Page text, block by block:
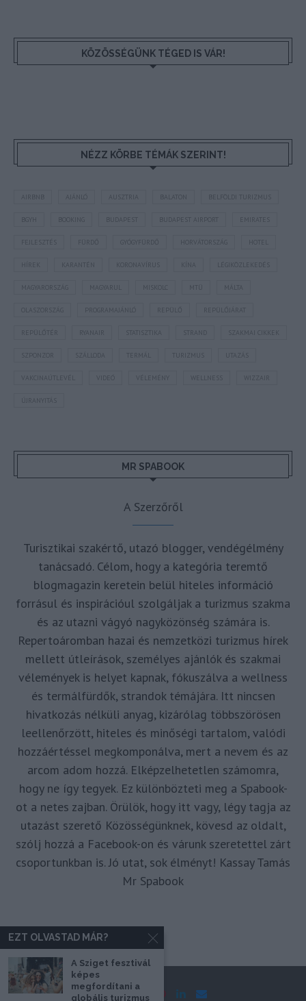
KÖZÖSSÉGÜNK TÉGED IS VÁR!
NÉZZ KÖRBE TÉMÁK SZERINT!
AUSZTRIA BALATON BELFÖLDI TURIZMUS
BUDAPEST BUDAPEST AIRPORT EMIRATES
FEJLESZTÉS HORVÁTORSZÁG HOTEL
KARANTÉN LÉGIKÖZLEKEDÉS
MAGYARORSZÁG MTÜ MÁLTA
OLASZORSZÁG REPÜLŐJÁRAT
REPÜLŐTÉR STATISZTIKA STRAND SZAKMAI CIKKEK
SZPONZOR SZÁLLODA TERMÁL TURIZMUS UTAZÁS
VAKCINAÚTLEVÉL WIZZAIR
ÚJRANYITÁS
MR SPABOOK
A Szerzőről
Turisztikai szakértő, utazó blogger, vendégélmény
tanácsadó. Célom, hogy a kategória teremtő
blogmagazin keretein belül hiteles információ
forrásul és inspirációul szolgáljak a turizmus szakma
és az utazni vágyó nagyközönség számára is.
Repertoáromban hazai és nemzetközi turizmus hírek
mellett útleírások, személyes ajánlók és szakmai
vélemények is helyet kapnak, fókuszálva a wellness
és termálfürdők, strandok témájára. Itt nincsen
hivatkozás nélküli anyag, kizárólag többszörösen
leellenőrzött, hiteles és minőségi tartalom, valódi
hozzáértéssel megkomponálva, mert a nevem és az
arcom adom hozzá. Elképzelhetetlen számomra,
hogy ne így tegyek. Ez különbözteti meg a Spabook-
ot a netes zajban. Örülök, hogy itt vagy, légy tagja az
utazást szerető Közösségünknek, kövesd az oldalt,
szólj hozzá a Facebook-on és várunk szeretettel zárt
csoportunkban is. Jó utat, sok élményt! Kassay Tamás
Mr Spabook
EZT OLVASTAD MÁR?
A Sziget fesztivál
képes
megfordítani a
globális turizmus